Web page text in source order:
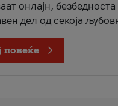
онлајн,
дел од секоја
повеќе